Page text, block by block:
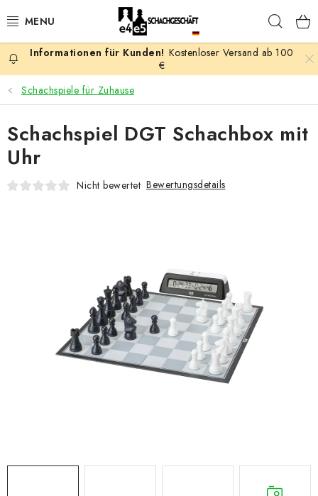
Inhalt
AKTION
SCHACHSPIELE
SCHACHFIGUREN
SCHACH-ANTIQUITÄTENLADEN
SCHACH ONLINE
SCHACH-MERCH
KONTAKT
Kostenloser Versand ab 100
€
Schachspiele für Zuhause
Schachspiel DGT Schachbox mit
Uhr
Nicht bewertet Bewertungsdetails